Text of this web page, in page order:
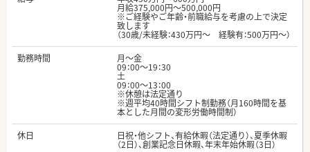
月給375,000円～500,000円
※ご経験やご年齢・前職給与を考慮の上で決定
致します
（30歳/未経験：430万円～ 経験有：500万円～）
勤務時間
月～金
09：00～19：30
土
09：00～13：00
※休憩は法定通り
※週平均40時間シフト制勤務（月160時間を基
本とした月間の変形労働時間制）
休日
日祝・他シフト、有給休暇（法定通り）、夏季休暇
（2日）、創業記念日休暇、年末年始休暇（3日）